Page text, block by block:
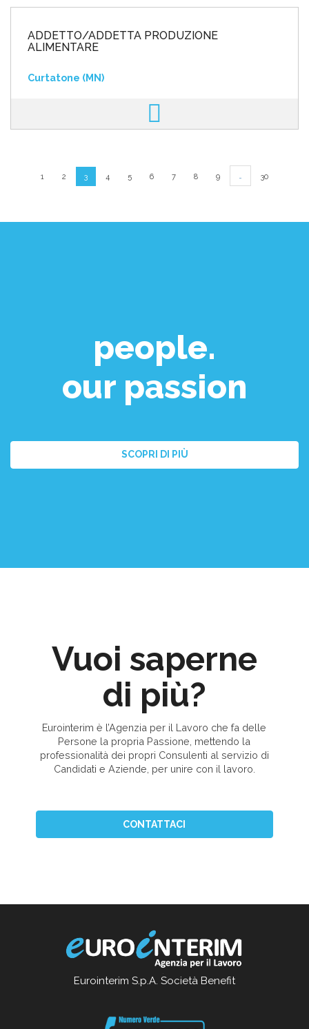
ADDETTO/ADDETTA PRODUZIONE
ALIMENTARE
Curtatone (MN)
1 2 3 4 5 6 7 8 9 30
people.
our passion
SCOPRI DI PIÙ
Vuoi saperne
di più?
Eurointerim è l’Agenzia per il Lavoro che fa delle
Persone la propria Passione, mettendo la
professionalità dei propri Consulenti al servizio di
Candidati e Aziende, per unire con il lavoro.
CONTATTACI
Eurointerim S.p.A. Società Benefit